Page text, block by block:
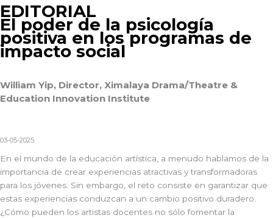
EDITORIAL
El poder de la psicología
positiva en los programas de
impacto social
William Yip, Director, Ximalaya Drama/Theatre &
Education Innovation Institute
03-05-2025
En el mundo de la educación artística, a menudo hablamos de la
importancia de crear experiencias atractivas y transformadoras
para los jóvenes. Sin embargo, el reto consiste en garantizar que
estas experiencias conduzcan a un cambio positivo duradero.
¿Cómo pueden los artistas docentes no sólo fomentar la